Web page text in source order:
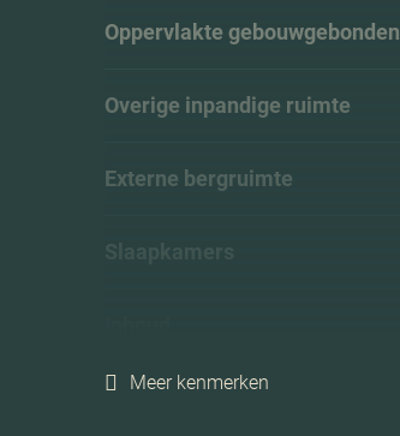
Oppervlakte gebouwgebonden
Overige inpandige ruimte
Externe bergruimte
Slaapkamers
Perceeloppervlakte
Meer kenmerken